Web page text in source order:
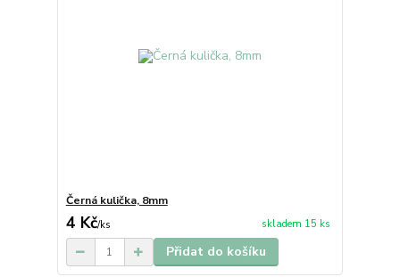
Černá kulička, 8mm
4 Kč/ks skladem 15 ks
Přidat do košíku